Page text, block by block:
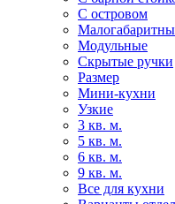
С островом
Модульные
Скрытые ручки
Размер
Мини-кухни
Узкие
3 кв. м.
5 кв. м.
6 кв. м.
9 кв. м.
Все для кухни